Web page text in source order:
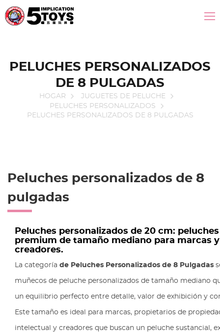
PELUCHES PERSONALIZADOS
DE 8 PULGADAS
HOGAR
JUGUETES DE PELUCHE
PELUCHES PERSONALIZADOS
PELUCHES PERSONALIZADOS DE 8 PULGADAS
Peluches personalizados de 8
pulgadas
Peluches personalizados de 20 cm: peluches
premium de tamaño mediano para marcas y
creadores.
La categoría de Peluches Personalizados de 8 Pulgadas
muñecos de peluche personalizados de tamaño mediano
un equilibrio perfecto entre detalle, valor de exhibición y
Este tamaño es ideal para marcas, propietarios de
intelectual y creadores que buscan un peluche sustancial,